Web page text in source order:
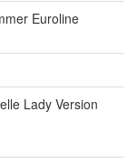
Euroline
Lady Version